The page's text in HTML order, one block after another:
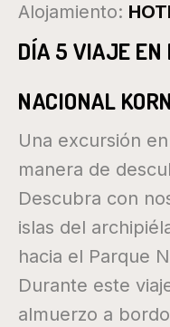
Alojamiento:
DÍA 5 VIAJE EN
NACIONAL
Una excursión
manera de
Descubra con
islas del
hacia el Parque
Durante este
almuerzo a